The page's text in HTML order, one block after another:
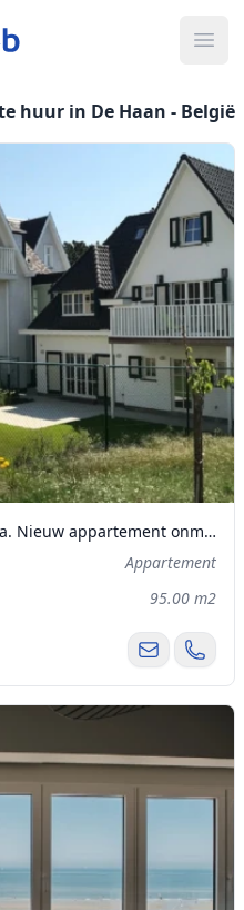
huur in De Haan - België
De Haan. You can smell the sea. Nieuw appartement onmiddellijk achter de zeedijk.
Appartement
95.00 m2